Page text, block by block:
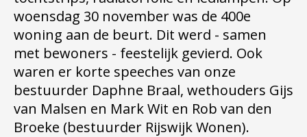
woensdag 30 november was de 400e
woning aan de beurt. Dit werd - samen
met bewoners - feestelijk gevierd. Ook
waren er korte speeches van onze
bestuurder Daphne Braal, wethouders Gijs
van Malsen en Mark Wit en Rob van den
Broeke (bestuurder Rijswijk Wonen).